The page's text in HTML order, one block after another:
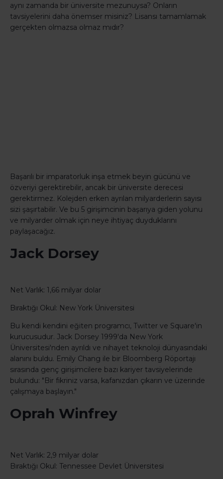
aynı zamanda bir üniversite mezunuysa? Onların
tavsiyelerini daha önemser misiniz? Lisansı tamamlamak
gerçekten olmazsa olmaz mıdır?
Başarılı bir imparatorluk inşa etmek beyin gücünü ve
özveriyi gerektirebilir, ancak bir üniversite derecesi
gerektirmez. Kolejden erken ayrılan milyarderlerin sayısı
sizi şaşırtabilir. Ve bu 5 girişimcinin başarıya giden yolunu
ve milyarder olmak için neye ihtiyaç duyduklarını
paylaşacağız.
Jack Dorsey
Net Varlık: 1,66 milyar dolar
Bıraktığı Okul: New York Üniversitesi
Bu kendi kendini eğiten programcı, Twitter ve Square'in
kurucusudur. Jack Dorsey 1999'da New York
Üniversitesi'nden ayrıldı ve nihayet teknoloji dünyasındaki
alanını buldu. Emily Chang ile bir Bloomberg Röportajı
sırasında genç girişimcilere bazı kariyer tavsiyelerinde
bulundu: "Bir fikriniz varsa, kafanızdan çıkarın ve üzerinde
çalışmaya başlayın."
Oprah Winfrey
Net Varlık: 2,9 milyar dolar
Bıraktığı Okul: Tennessee Devlet Üniversitesi